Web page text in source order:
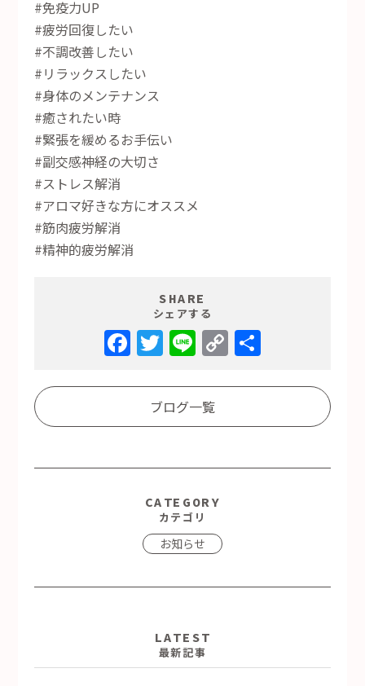
#免疫力UP
#疲労回復したい
#不調改善したい
#リラックスしたい
#身体のメンテナンス
#癒されたい時
#緊張を緩めるお手伝い
#副交感神経の大切さ
#ストレス解消
#アロマ好きな方にオススメ
#筋肉疲労解消
#精神的疲労解消
SHARE
シェアする
Facebook
Twitter
LineCopy
Link
ブログ一覧
CATEGORY
カテゴリ
お知らせ
LATEST
最新記事